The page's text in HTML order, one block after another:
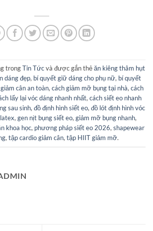
trongTin Tứcvà được gắn thẻăn kiêng thâm hụt
dáng đẹp, bí quyết giữ dáng cho phụ nữ, bí quyết
cân an toàn,cách giảm mỡ bụng tại nhà,cách
lấy lại vóc dáng nhanh nhất,cách siết eo nhanh
sau sinh,đồ định hình siết eo,đồ lót định hình vóc
,gen nịt bụng siết eo,giảm mỡ bụng nhanh,
khoa học, phương pháp siết eo 2026,shapewear
,tập cardio giảm cân,tập HIIT giảm mỡ.